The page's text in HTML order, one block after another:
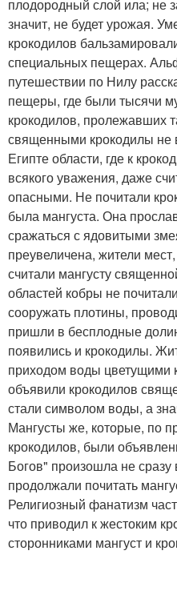
плодородный слой ила; не
значит, не будет урожая.
крокодилов
специальных пещерах.
путешествии по Нилу
пещеры, где были тысячи
крокодилов, пролежавших
священными крокодилы не
Египте области, где к
всякого уважения, даже
опасными. Не почитали
была мангуста. Она
сражаться с ядовитыми
преувеличена, жители
считали мангусту
областей кобры не
сооружать плотины,
пришли в бесплодные
появились и крокодилы.
приходом воды цветущими
объявили крокодилов
стали символом воды, а
Мангусты же, которые, по
крокодилов, были
Богов" произошла не сразу
продолжали почитать
Религиозный фанатизм
что приводил к жестоким
сторонниками мангуст и